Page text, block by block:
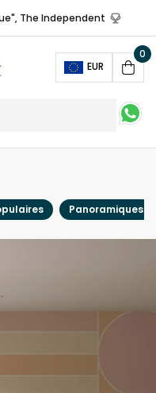
The Independent
EUR
Cart
0
Panoramiques